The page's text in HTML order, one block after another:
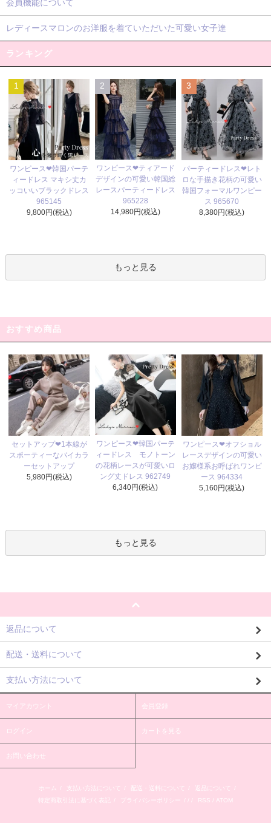
会員機能について
レディースマロンのお洋服を着ていただいた可愛い女子達
ランキング
1
ワンピース❤韓国パーテ
ィードレス マキシ丈カ
ッコいいブラックドレス
965145
9,800円(税込)
2
ワンピース❤ティアード
デザインの可愛い韓国総
レースパーティードレス
965228
14,980円(税込)
3
パーティードレス❤レト
ロな手描き花柄の可愛い
韓国フォーマルワンピー
ス 965670
8,380円(税込)
もっと見る
おすすめ商品
セットアップ❤1本線が
スポーティーなバイカラ
ーセットアップ
5,980円(税込)
ワンピース❤韓国パーテ
ィードレス モノトーン
の花柄レースが可愛いロ
ング丈ドレス 962749
6,340円(税込)
ワンピース❤オフショル
レースデザインの可愛い
お嬢様系お呼ばれワンピ
ース 964334
5,160円(税込)
もっと見る
返品について
配送・送料について
支払い方法について
マイアカウント 会員登録
ログイン カートを見る
お問い合わせ
ホーム / 支払い方法について / 配送・送料について / 返品について
/
特定商取引法に基づく表記
/ プライバシーポリシー / / / RSS / ATOM